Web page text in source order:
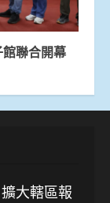
聯合開幕
大轄區報